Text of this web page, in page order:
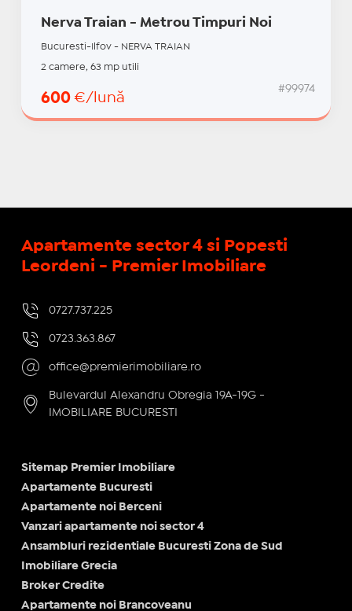
Nerva Traian - Metrou Timpuri Noi
Bucuresti-Ilfov - NERVA TRAIAN
2 camere, 63 mp utili
600 €/lună
#99974
Apartamente sector 4 si Popesti
Leordeni - Premier Imobiliare
0727.737.225
0723.363.867
office@premierimobiliare.ro
Bulevardul Alexandru Obregia 19A-19G -
IMOBILIARE BUCURESTI
Sitemap Premier Imobiliare
Apartamente Bucuresti
Apartamente noi Berceni
Vanzari apartamente noi sector 4
Ansambluri rezidentiale Bucuresti Zona de Sud
Imobiliare Grecia
Broker Credite
Apartamente noi Brancoveanu